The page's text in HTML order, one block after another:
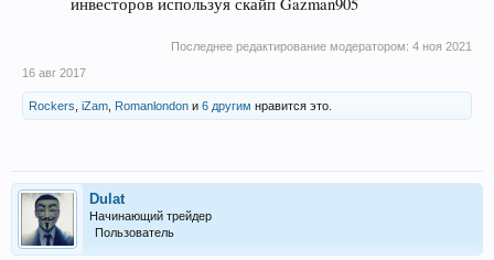
Последнее редактирование модератором: 4 ноя 2021
16 авг 2017
Rockers iZam Romanlondon и 6 другим нравится это.
Dulat
Начинающий трейдер
Пользователь